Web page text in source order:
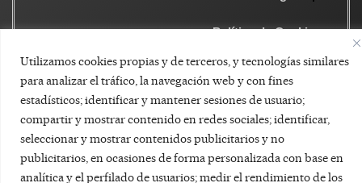
Utilizamos cookies propias y de terceros, y tecnologías similares
para analizar el tráfico, la navegación web y con fines
estadísticos; identificar y mantener sesiones de usuario;
compartir y mostrar contenido en redes sociales; identificar,
seleccionar y mostrar contenidos publicitarios y no
publicitarios, en ocasiones de forma personalizada con base en
analítica y el perfilado de usuarios; medir el rendimiento de los
Política de Cookies